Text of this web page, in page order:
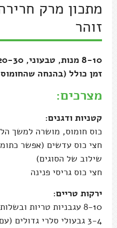
מצרכים:
קטניות ודגנים:
חצי כוס עדשים (אפשר
שילוב של הסוגים)
חצי כוס גריסי פנינה
8-10 עגבניות טריות ובשלות
1/2 צרור כוסברה
מושרה וקלוף)